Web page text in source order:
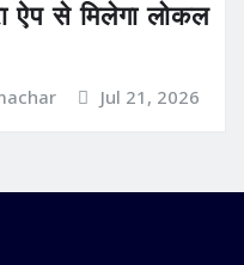
ऐप से मिलेगा लोकल
Jul 21, 2026